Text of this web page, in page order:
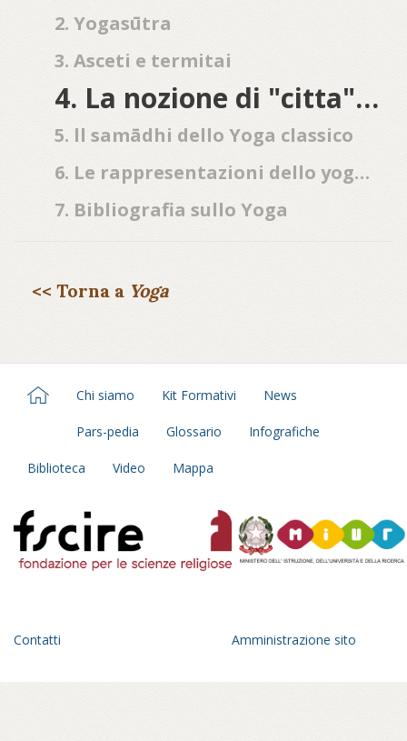
2. Yogasūtra
3. Asceti e termitai
4. La nozione di "citta" nello Yoga classico
5. ll samādhi dello Yoga classico
6. Le rappresentazioni dello yoga nell'arte
7. Bibliografia sullo Yoga
<< Torna a Yoga
Chi siamo Kit Formativi News
Pars-pedia Glossario Infografiche
Biblioteca Video Mappa
Contatti Amministrazione sito